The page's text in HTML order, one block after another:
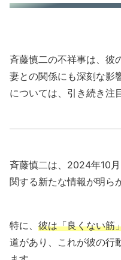
斉藤慎二の不祥事は、彼
妻との関係にも深刻な影
については、引き続き注
斉藤慎二は、2024年10
関する新たな情報が明ら
特に、 彼は「良くない筋
道があり、これが彼の行